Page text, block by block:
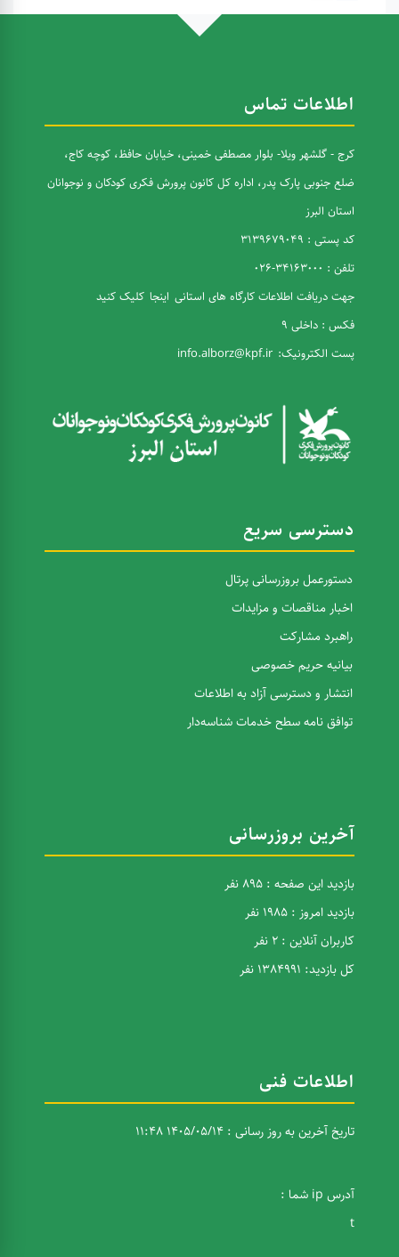
اطلاعات تماس
کرج - گلشهر ویلا- بلوار مصطفی خمینی، خیابان حافظ، کوچه کاج،
ضلع جنوبی پارک پدر، اداره کل کانون پرورش فکری کودکان و نوجوانان
استان البرز
کد پستی : 3139679049
تلفن : 34163000-026
جهت دریافت اطلاعات کارگاه های استانی اینجا کلیک کنید
فکس : داخلی 9
پست الکترونیک: info.alborz@kpf.ir
دسترسی سریع
دستورعمل بروزرسانی پرتال
اخبار مناقصات و مزایدات
راهبرد مشارکت
بیانیه حریم خصوصی
انتشار و دسترسی آزاد به اطلاعات
توافق نامه سطح خدمات شناسه‌دار
آخرین بروزرسانی
بازدید این صفحه : 895 نفر
بازدید امروز : 1985 نفر
کاربران آنلاین : 2 نفر
کل بازدید: 1384991 نفر
اطلاعات فنی
تاریخ آخرین به روز رسانی : 1405/05/14 11:48
آدرس ip شما :
t